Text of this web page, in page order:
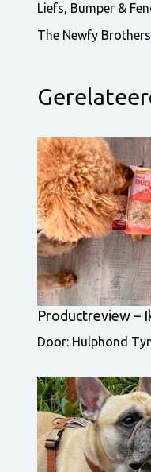
Liefs, Bumper &
The Newfy Brothers
Productreview –
Door: Hulphond